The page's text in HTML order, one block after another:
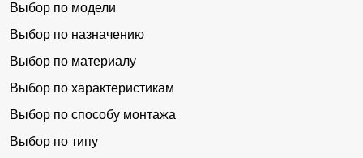
Выбор по модели
Выбор по назначению
Выбор по материалу
Выбор по характеристикам
Выбор по способу монтажа
Выбор по типу